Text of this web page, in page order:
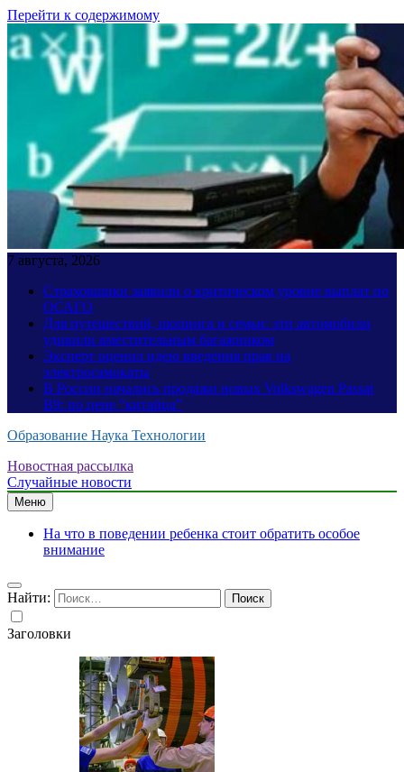
Перейти к содержимому
7 августа, 2026
Страховщики заявили о критическом уровне выплат по
ОСАГО
Для путешествий, шопинга и семьи: эти автомобили
удивили вместительным багажником
Эксперт оценил идею введения прав на
электросамокаты
В России начались продажи новых Volkswagen Passat
B9: по цене “китайца”
Образование Наука Технологии
Новостная рассылка
Случайные новости
Меню
На что в поведении ребенка стоит обратить особое
внимание
Найти:
Заголовки